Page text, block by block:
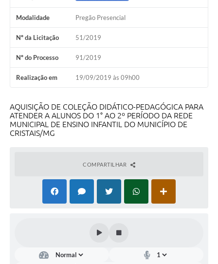
Modalidade Pregão Presencial
Nº da Licitação 51/2019
Nº do Processo 91/2019
Realização em 19/09/2019 às 09h00
AQUISIÇÃO DE COLEÇÃO DIDÁTICO-PEDAGÓGICA PARA
ATENDER A ALUNOS DO 1° AO 2º PERÍODO DA REDE
MUNICIPAL DE ENSINO INFANTIL DO MUNICÍPIO DE
CRISTAIS/MG
COMPARTILHAR